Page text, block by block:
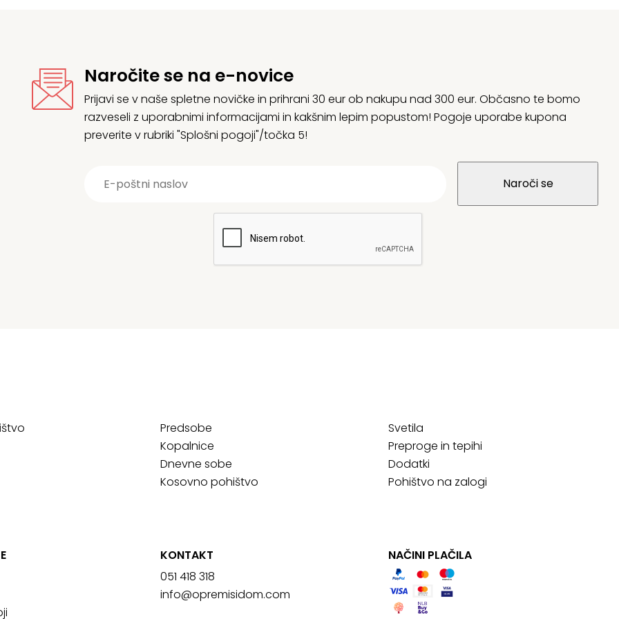
Naročite se na e-novice
Prijavi se v naše spletne novičke in prihrani 30 eur ob nakupu nad 300 eur. Občasno te bomo
razveseli z uporabnimi informacijami in kakšnim lepim popustom! Pogoje uporabe kupona
preverite v rubriki "Splošni pogoji"/točka 5!
Predsobe
Kopalnice
Dnevne sobe
Kosovno pohištvo
Svetila
Preproge in tepihi
Dodatki
Pohištvo na zalogi
KONTAKT
051 418 318
info@opremisidom.com
NAČINI PLAČILA